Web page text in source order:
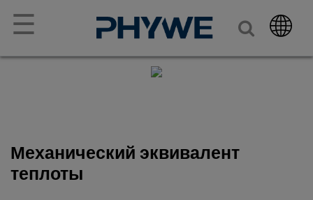
☰
Механический эквивалент
теплоты